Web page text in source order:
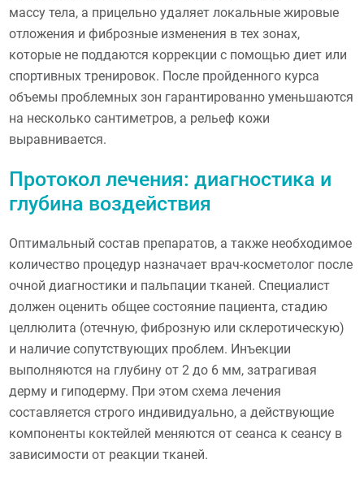
массу тела, а прицельно удаляет локальные жировые
отложения и фиброзные изменения в тех зонах,
которые не поддаются коррекции с помощью диет или
спортивных тренировок. После пройденного курса
объемы проблемных зон гарантированно уменьшаются
на несколько сантиметров, а рельеф кожи
выравнивается.
Протокол лечения: диагностика и
глубина воздействия
Оптимальный состав препаратов, а также необходимое
количество процедур назначает врач-косметолог после
очной диагностики и пальпации тканей. Специалист
должен оценить общее состояние пациента, стадию
целлюлита (отечную, фиброзную или склеротическую)
и наличие сопутствующих проблем. Инъекции
выполняются на глубину от 2 до 6 мм, затрагивая
дерму и гиподерму. При этом схема лечения
составляется строго индивидуально, а действующие
компоненты коктейлей меняются от сеанса к сеансу в
зависимости от реакции тканей.